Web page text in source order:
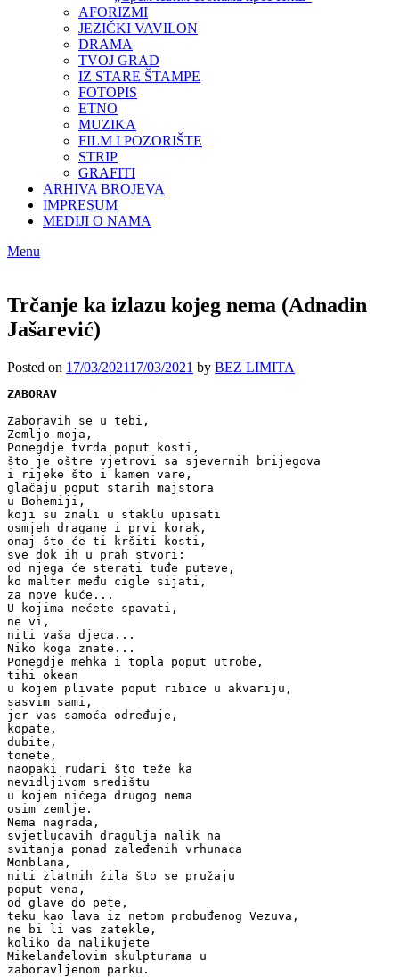
AFORIZMI
JEZIČKI VAVILON
DRAMA
TVOJ GRAD
IZ STARE ŠTAMPE
FOTOPIS
ETNO
MUZIKA
FILM I POZORIŠTE
STRIP
GRAFITI
ARHIVA BROJEVA
IMPRESUM
MEDIJI O NAMA
Menu
Trčanje ka izlazu kojeg nema (Adnadin
Jašarević)
Posted on 17/03/202117/03/2021 by BEZ LIMITA
Zaboravih se u tebi,
Zemljo moja,
Ponegdje tvrda poput kosti,
što je oštre vjetrovi sa sjevernih brijegova
i rijeke što i kamen vare,
glačaju poput starih majstora
u Bohemiji,
koji su znali u staklu upisati
osmjeh dragane i prvi korak,
onaj što će ti kršiti kosti,
sve dok ih u prah stvori:
od njega će sterati tuđe puteve,
ko malter među cigle sijati,
za nove kuće...
U kojima nećete spavati,
ne vi,
niti vaša djeca...
Niko koga znate...
Ponegdje mehka i topla poput utrobe,
tihi okean
u kojem plivate poput ribice u akvariju,
sasvim sami,
jer vas samoća određuje,
kopate,
dubite,
tonete,
naopaki rudari što teže ka
nevidljivom središtu
u kojem ničega drugog nema
osim zemlje.
Nema nagrada,
svjetlucavih dragulja nalik na
svitanja ponad zaleđenih vrhunaca
Monblana,
niti zlatnih žila što se pružaju
poput vena,
od glave do pete,
teku kao lava iz netom probuđenog Vezuva,
ne bi li vas zatekle,
koliko da nalikujete
Mikelanđelovim skulpturama u
zaboravljenom parku.